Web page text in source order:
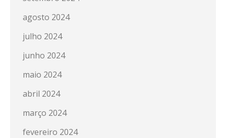
agosto 2024
julho 2024
junho 2024
maio 2024
abril 2024
março 2024
fevereiro 2024